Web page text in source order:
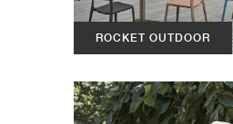
ROCKET OUTDOOR